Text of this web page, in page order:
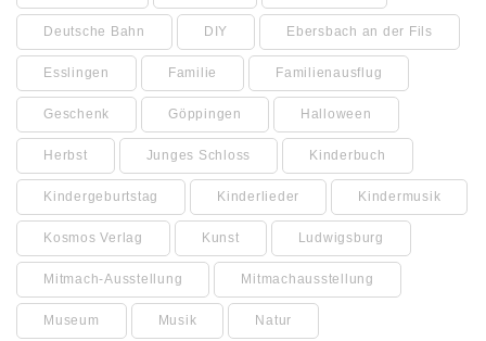
Deutsche Bahn DIY Ebersbach an der Fils
Esslingen Familie Familienausflug
Geschenk Göppingen Halloween
Herbst Junges Schloss Kinderbuch
Kindergeburtstag Kinderlieder Kindermusik
Kosmos Verlag Kunst Ludwigsburg
Mitmach-Ausstellung Mitmachausstellung
Museum Musik Natur